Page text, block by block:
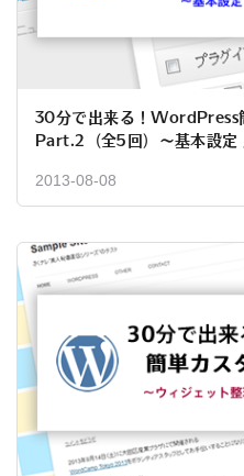
30分で出来る！WordPress
Part.2（全5回）～基本設定
2013-08-08